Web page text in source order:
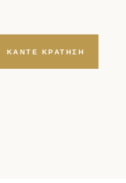
ΚΑΝΤΕ ΚΡΑΤΗΣΗ